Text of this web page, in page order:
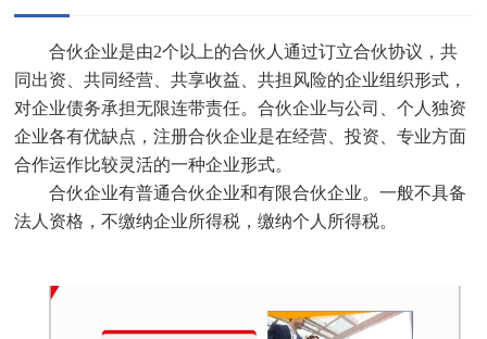
合伙企业是由2个以上的合伙人通过订立合伙协议，共
同出资、共同经营、共享收益、共担风险的企业组织形式，
对企业债务承担无限连带责任。合伙企业与公司、个人独资
企业各有优缺点，注册合伙企业是在经营、投资、专业方面
合作运作比较灵活的一种企业形式。
合伙企业有普通合伙企业和有限合伙企业。一般不具备
法人资格，不缴纳企业所得税，缴纳个人所得税。